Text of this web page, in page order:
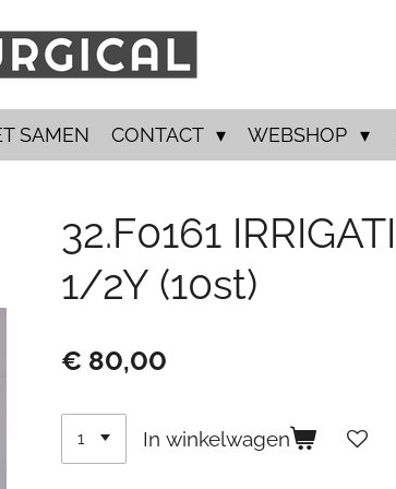
SAMEN CONTACT WEBSHOP
32.F0161
1/2Y (10st)
€ 80,00
In winkelwagen